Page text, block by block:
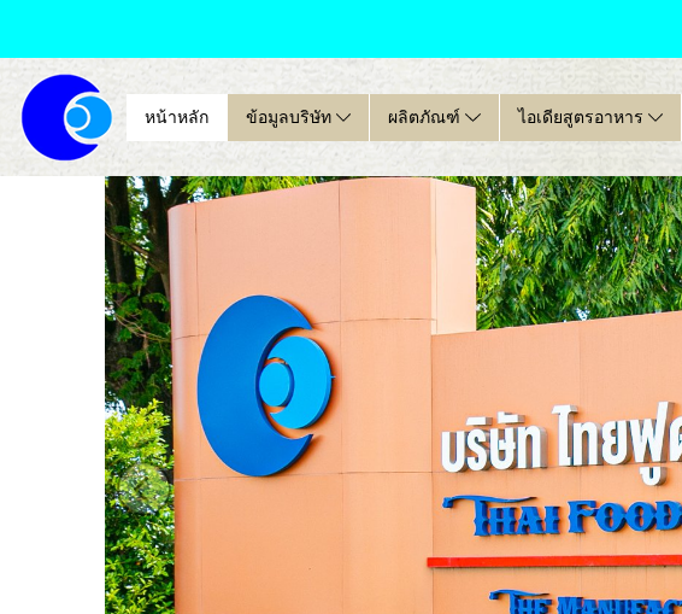
หน้าหลัก ข้อมูลบริษัท ผลิตภัณฑ์ ไอเดียสูตรอาหาร